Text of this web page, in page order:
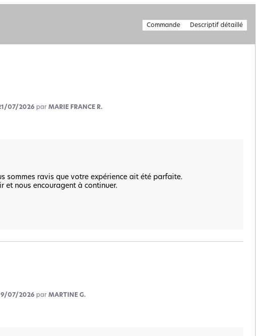
Commande Descriptif détaillé
07/2026 parMARIE FRANCE R.
sommes ravis que votre expérience ait été parfaite.
et nous encouragent à continuer.
07/2026 parMARTINE G.